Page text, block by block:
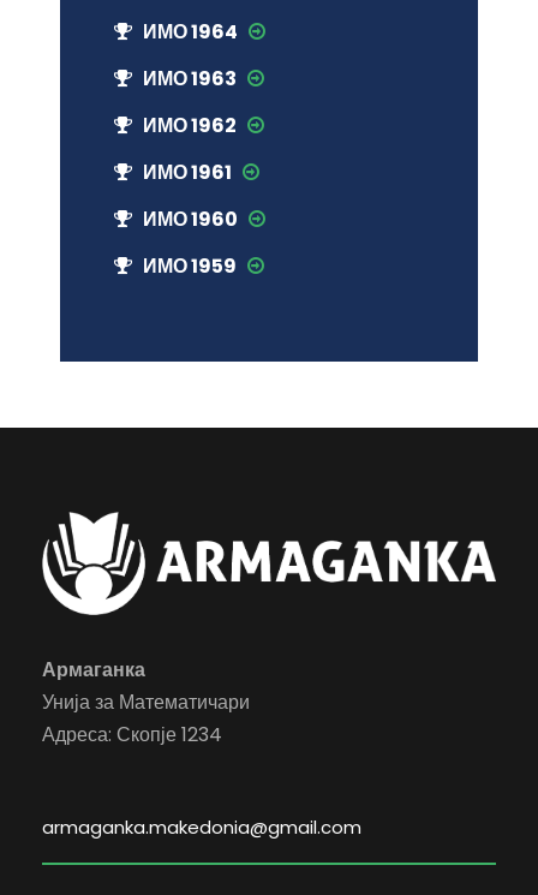
ИМО 1964
ИМО 1963
ИМО 1962
ИМО 1961
ИМО 1960
ИМО 1959
Армаганка
Унија за Математичари
Адреса: Скопје 1234
armaganka.makedonia@gmail.com